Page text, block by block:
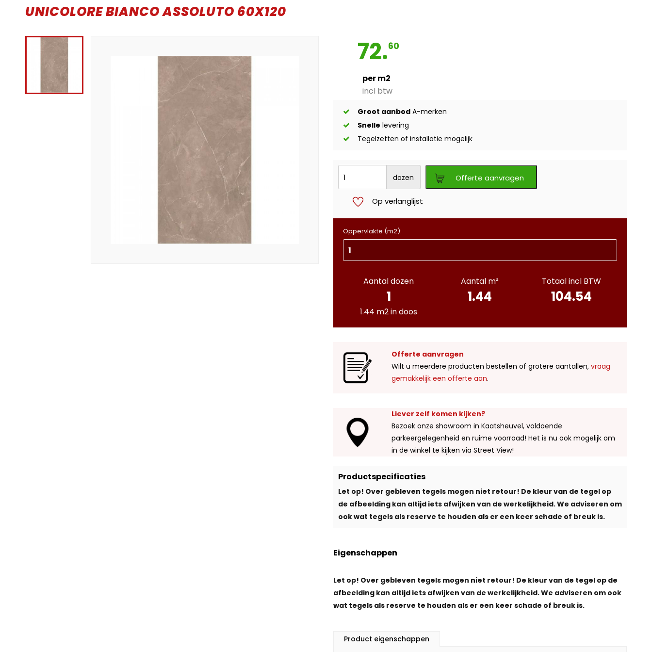
UNICOLORE BIANCO ASSOLUTO 60X120
72.60
per m2
incl btw
Groot aanbod A-merken
Snelle levering
Tegelzetten of installatie mogelijk
dozen Offerte aanvragen
Op verlanglijst
Oppervlakte (m2):
Aantal dozen
1
1.44 m2 in doos
Aantal m²
1.44
Totaal incl BTW
104.54
Offerte aanvragen
Wilt u meerdere producten bestellen of grotere aantallen, vraag
gemakkelijk een offerte aan.
Liever zelf komen kijken?
Bezoek onze showroom in Kaatsheuvel, voldoende
parkeergelegenheid en ruime voorraad! Het is nu ook mogelijk om
in de winkel te kijken via Street View!
Productspecificaties
Let op! Over gebleven tegels mogen niet retour! De kleur van de tegel op
de afbeelding kan altijd iets afwijken van de werkelijkheid. We adviseren om
ook wat tegels als reserve te houden als er een keer schade of breuk is.
Eigenschappen
Let op! Over gebleven tegels mogen niet retour! De kleur van de tegel op de
afbeelding kan altijd iets afwijken van de werkelijkheid. We adviseren om ook
wat tegels als reserve te houden als er een keer schade of breuk is.
Product eigenschappen